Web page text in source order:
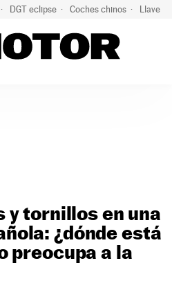
DGT eclipse Coches chinos Llaves
y tornillos en una
¿dónde está
preocupa a la